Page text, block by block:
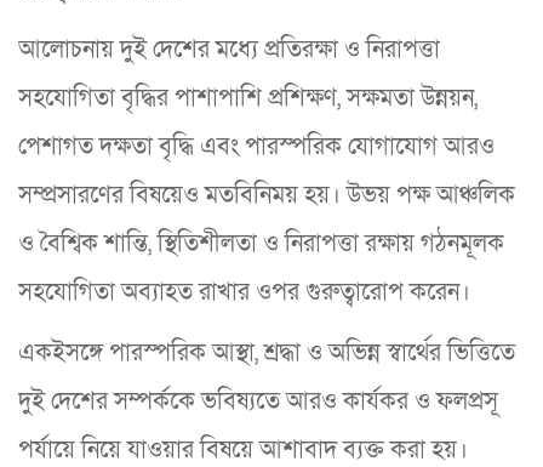
আলোচনায় দুই দেশের মধ্যে প্রতিরক্ষা ও নিরাপত্তা
সহযোগিতা বৃদ্ধির পাশাপাশি প্রশিক্ষণ, সক্ষমতা উন্নয়ন,
পেশাগত দক্ষতা বৃদ্ধি এবং পারস্পরিক যোগাযোগ আরও
সম্প্রসারণের বিষয়েও মতবিনিময় হয়। উভয় পক্ষ আঞ্চলিক
ও বৈশ্বিক শান্তি, স্থিতিশীলতা ও নিরাপত্তা রক্ষায় গঠনমূলক
সহযোগিতা অব্যাহত রাখার ওপর গুরুত্বারোপ করেন।
একইসঙ্গে পারস্পরিক আস্থা, শ্রদ্ধা ও অভিন্ন স্বার্থের ভিত্তিতে
দুই দেশের সম্পর্ককে ভবিষ্যতে আরও কার্যকর ও ফলপ্রসূ
পর্যায়ে নিয়ে যাওয়ার বিষয়ে আশাবাদ ব্যক্ত করা হয়।